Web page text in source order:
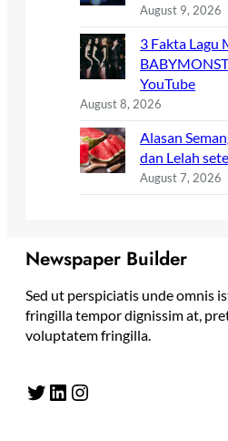
August 9, 2026
3 Fakta Lagu
YouTube
August 8, 2026
Alasan
dan Lelah
August 7, 2026
Newspaper Builder
Sed ut perspiciatis unde omnis
fringilla tempor dignissim at,
voluptatem fringilla.
Twitter LinkedIn Instagram